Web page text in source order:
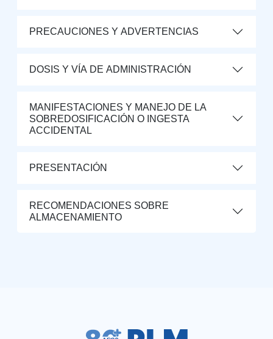
PRECAUCIONES Y ADVERTENCIAS
DOSIS Y VÍA DE ADMINISTRACIÓN
MANIFESTACIONES Y MANEJO DE LA
SOBREDOSIFICACIÓN O INGESTA
ACCIDENTAL
PRESENTACIÓN
RECOMENDACIONES SOBRE
ALMACENAMIENTO